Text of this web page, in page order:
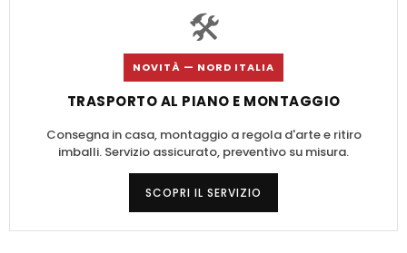
🛠️
NOVITÀ — NORD ITALIA
TRASPORTO AL PIANO E MONTAGGIO
Consegna in casa, montaggio a regola d'arte e ritiro
imballi. Servizio assicurato, preventivo su misura.
SCOPRI IL SERVIZIO